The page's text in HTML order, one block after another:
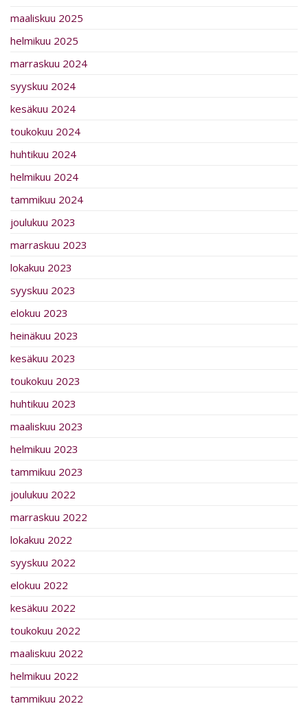
maaliskuu 2025
helmikuu 2025
marraskuu 2024
syyskuu 2024
kesäkuu 2024
toukokuu 2024
huhtikuu 2024
helmikuu 2024
tammikuu 2024
joulukuu 2023
marraskuu 2023
lokakuu 2023
syyskuu 2023
elokuu 2023
heinäkuu 2023
kesäkuu 2023
toukokuu 2023
huhtikuu 2023
maaliskuu 2023
helmikuu 2023
tammikuu 2023
joulukuu 2022
marraskuu 2022
lokakuu 2022
syyskuu 2022
elokuu 2022
kesäkuu 2022
toukokuu 2022
maaliskuu 2022
helmikuu 2022
tammikuu 2022